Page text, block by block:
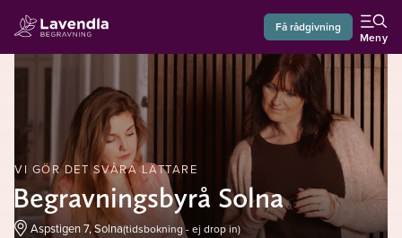
Få rådgivning
Meny
VI GÖR DET SVÅRA LÄTTARE
Begravningsbyrå Solna
Aspstigen 7, Solna(tidsbokning - ej drop in)